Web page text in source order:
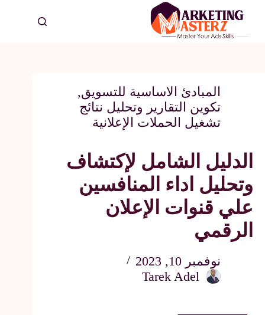
المبادئ الاساسية للتسويق,
تكوين التقارير وتحليل نتائج
تشغيل الحملات الإعلانية
الدليل الشامل لإكتشاف
وتحليل اداء المنافسين
علي قنوات الإعلان
الرقمي
نوفمبر 10, 2023
Tarek Adel